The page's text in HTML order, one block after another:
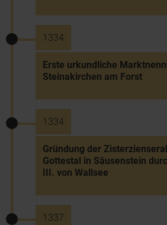
1334
Erste urkundliche
Steinakirchen am Forst
1334
Gründung der
Gottestal in Säusenstein
III. von Wallsee
1337